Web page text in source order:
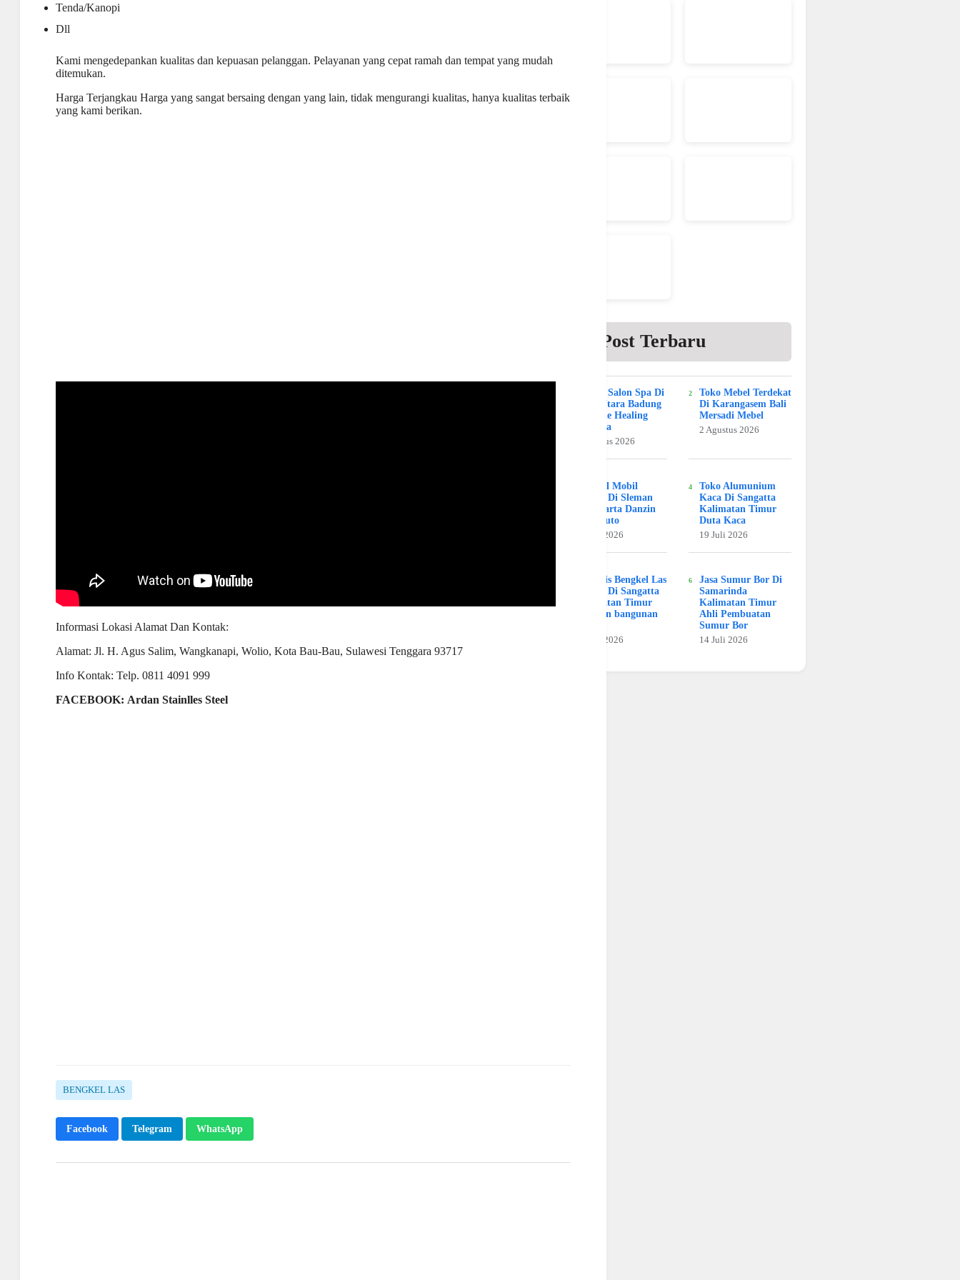
Tenda/Kanopi
Dll
Kami mengedepankan kualitas dan kepuasan pelanggan. Pelayanan yang cepat ramah dan tempat yang mudah
ditemukan.
Harga Terjangkau Harga yang sangat bersaing dengan yang lain, tidak mengurangi kualitas, hanya kualitas terbaik
yang kami berikan.
Informasi Lokasi Alamat Dan Kontak:
Alamat: Jl. H. Agus Salim, Wangkanapi, Wolio, Kota Bau-Bau, Sulawesi Tenggara 93717
Info Kontak: Telp. 0811 4091 999
FACEBOOK: Ardan Stainlles Steel
BENGKEL LAS
Facebook Telegram WhatsApp
Post Terbaru
Beauty Salon Spa Di
Kuta Utara Badung
Bali The Healing
Day Spa
2 Agustus 2026
Toko Mebel Terdekat
Di Karangasem Bali
Mersadi Mebel
2 Agustus 2026
Bengkel Mobil
Umum Di Sleman
Jogjakarta Danzin
Benz Auto
31 Juli 2026
Toko Alumunium
Kaca Di Sangatta
Kalimatan Timur
Duta Kaca
19 Juli 2026
Spesialis Bengkel Las
Murah Di Sangatta
Kalimatan Timur
Hamran bangunan
19 Juli 2026
Jasa Sumur Bor Di
Samarinda
Kalimatan Timur
Ahli Pembuatan
Sumur Bor
14 Juli 2026